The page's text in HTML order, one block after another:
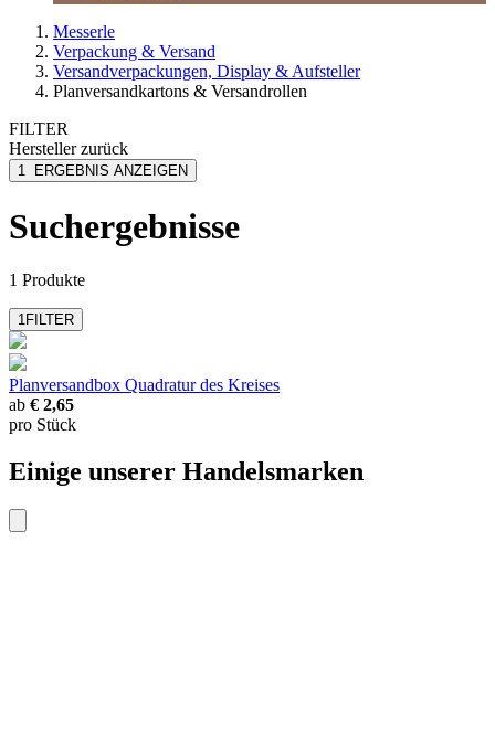
Messerle
Verpackung & Versand
Versandverpackungen, Display & Aufsteller
Planversandkartons & Versandrollen
FILTER
Herstellerzurück
ColomPac
1 ERGEBNIS ANZEIGEN
Suchergebnisse
1 Produkte
1FILTER
Planversandbox Quadratur des Kreises
ab € 2,65
pro Stück
Einige unserer Handelsmarken